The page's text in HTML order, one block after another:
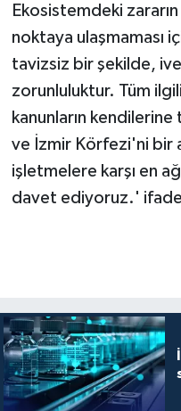
Ekosistemdeki
noktaya ulaşmaması
tavizsiz bir şekilde,
zorunluluktur. Tüm
kanunların kendilerine
ve İzmir Körfezi'ni bir
işletmelere karşı en
davet ediyoruz.'